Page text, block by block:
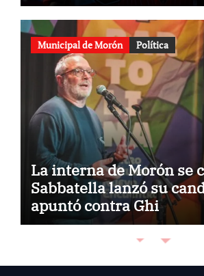
Municipal de Morón Política
La interna de Morón se
Sabbatella lanzó su
apuntó contra Ghi